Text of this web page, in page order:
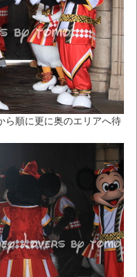
ら順に更に奥のエリアへ待